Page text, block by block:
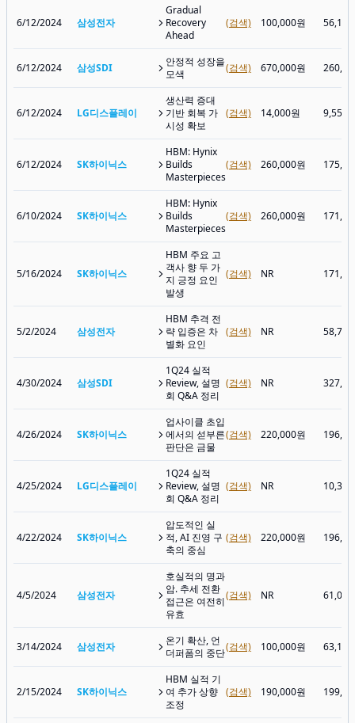
6/12/2024 삼성전자
Gradual
Recovery
Ahead
(검색) 100,000원
6/12/2024 삼성SDI
안정적 성장을
모색
(검색) 670,000원
6/12/2024 LG디스플레이
생산력 증대
기반 회복 가
시성 확보
(검색) 14,000원 9,550
6/12/2024 SK하이닉스
HBM: Hynix
Builds
Masterpieces
(검색) 260,000원
6/10/2024 SK하이닉스
HBM: Hynix
Builds
Masterpieces
(검색) 260,000원
5/16/2024 SK하이닉스
HBM 주요 고
객사 향 두 가
지 긍정 요인
발생
(검색) NR
5/2/2024 삼성전자
HBM 추격 전
략 입증은 차
별화 요인
(검색) NR
4/30/2024 삼성SDI
1Q24 실적
Review, 설명
회 Q&A 정리
(검색) NR
4/26/2024 SK하이닉스
업사이클 초입
에서의 섣부른
판단은 금물
(검색) 220,000원
4/25/2024 LG디스플레이
1Q24 실적
Review, 설명
회 Q&A 정리
(검색) NR
4/22/2024 SK하이닉스
압도적인 실
적, AI 진영 구
축의 중심
(검색) 220,000원
4/5/2024 삼성전자
호실적의 명과
암. 추세 전환
접근은 여전히
유효
(검색) NR
3/14/2024 삼성전자
온기 확산, 언
더퍼폼의 중단(검색) 100,000원
2/15/2024 SK하이닉스
HBM 실적 기
여 추가 상향
조정
(검색) 190,000원